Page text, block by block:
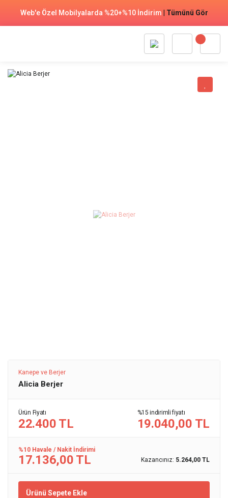
Web'e Özel Mobilyalarda %20+%10 İndirim Tümünü Gör
Kanepe ve Berjer
Alicia Berjer
Ürün Fiyatı
22.400 TL
%15 indirimli fiyatı
19.040,00 TL
%10 Havale / Nakit İndirimi
17.136,00 TL Kazancınız: 5.264,00 TL
Ürünü Sepete Ekle